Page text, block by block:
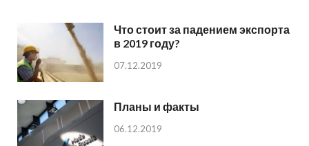
Что стоит за падением экспорта
в 2019 году?
07.12.2019
Планы и факты
06.12.2019